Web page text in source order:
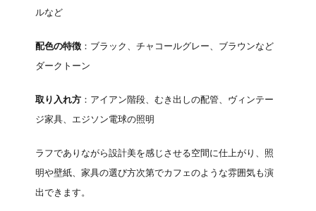
ルなど
配色の特徴 ：ブラック、チャコールグレー、ブラウンなど
ダークトーン
取り入れ方 ：アイアン階段、むき出しの配管、ヴィンテー
ジ家具、エジソン電球の照明
ラフでありながら設計美を感じさせる空間に仕上がり、照
明や壁紙、家具の選び方次第でカフェのような雰囲気も演
出できます。